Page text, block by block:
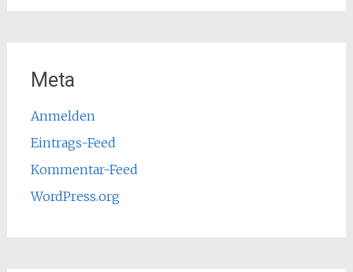
Meta
Anmelden
Eintrags-Feed
Kommentar-Feed
WordPress.org